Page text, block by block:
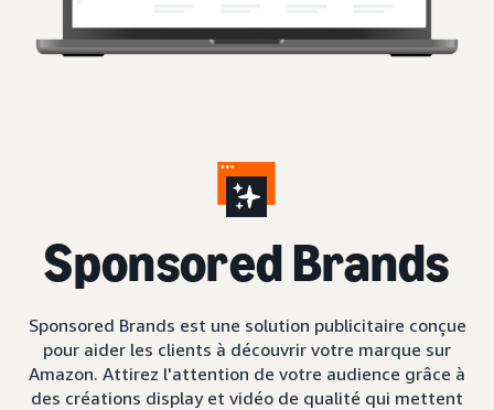
Sponsored Brands
Sponsored Brands est une solution publicitaire conçue
pour aider les clients à découvrir votre marque sur
Amazon. Attirez l'attention de votre audience grâce à
des créations display et vidéo de qualité qui mettent